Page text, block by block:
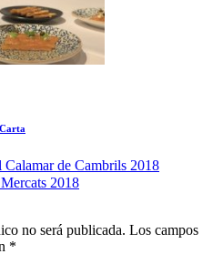
Calamar de Cambrils 2018
2018
no será publicada. Los campos
*